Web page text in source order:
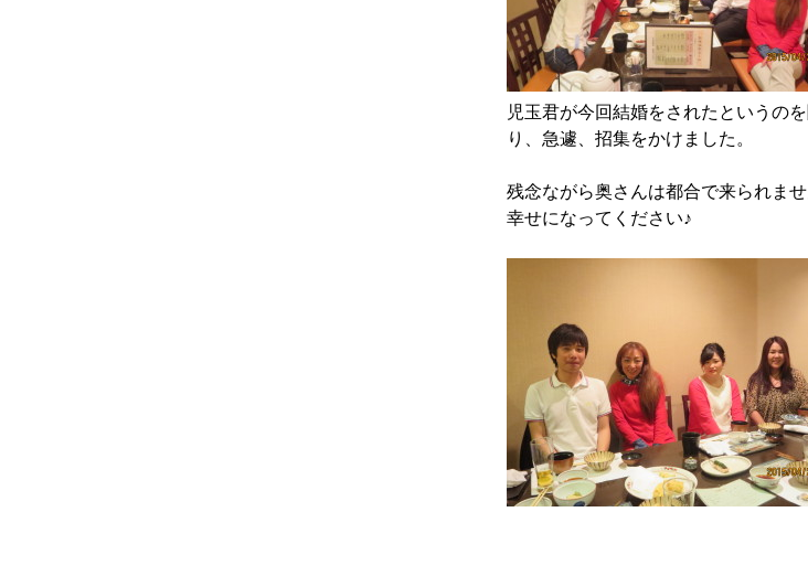
児玉君が今回結婚をされたというの
り、急遽、招集をかけました。
残念ながら奥さんは都合で来られま
幸せになってください♪